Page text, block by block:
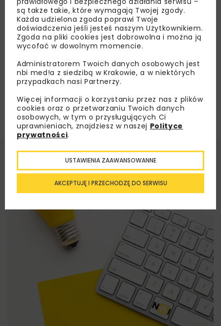
i dynamicznych
Załaduj więcej...
są także takie, które wymagają Twojej zgody.
Każda udzielona zgoda poprawi Twoje
doświadczenia jeśli jesteś naszym Użytkownikiem.
Zgoda na pliki cookies jest dobrowolna i można ją
wycofać w dowolnym momencie.
Administratorem Twoich danych osobowych jest
nbi med!a z siedzibą w Krakowie, a w niektórych
przypadkach nasi Partnerzy.
Więcej informacji o korzystaniu przez nas z plików
cookies oraz o przetwarzaniu Twoich danych
osobowych, w tym o przysługujących Ci
uprawnieniach, znajdziesz w naszej Polityce
prywatności.
AKCEPTUJĘ I PRZECHODZĘ DO SERWISU
USTAWIENIA ZAAWANSOWANNE